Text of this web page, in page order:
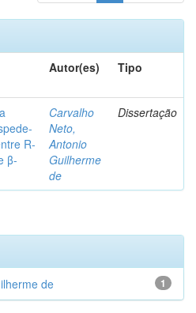
Autor(es) Tipo
R-
β-
Carvalho
Neto,
Antonio
Guilherme
de
Dissertação
1
de